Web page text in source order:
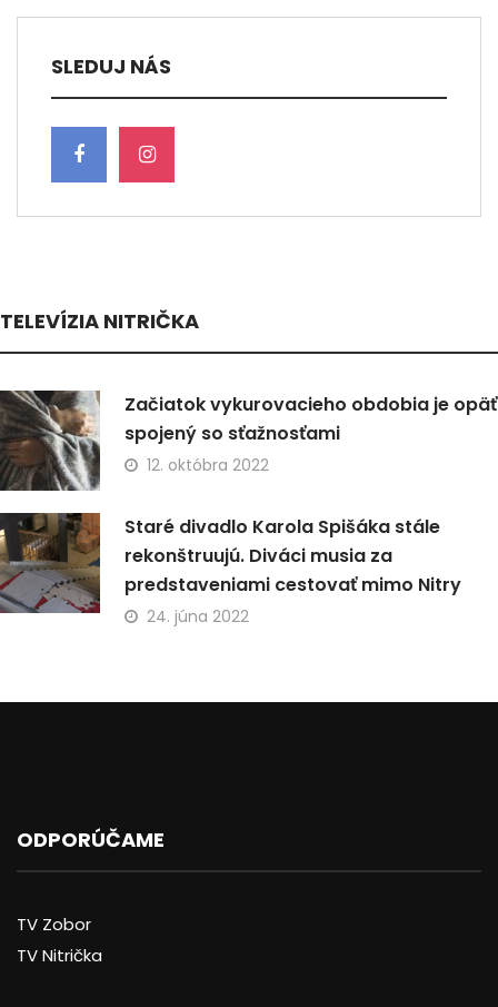
SLEDUJ NÁS
TELEVÍZIA NITRIČKA
Začiatok vykurovacieho obdobia je opäť
spojený so sťažnosťami
12. októbra 2022
Staré divadlo Karola Spišáka stále
rekonštruujú. Diváci musia za
predstaveniami cestovať mimo Nitry
24. júna 2022
ODPORÚČAME
TV Zobor
TV Nitrička